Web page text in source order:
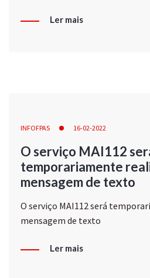
Ler mais
INFOFPAS 16-02-2022
O serviço MAI112
temporariamente
mensagem de texto
O serviço MAI112 será
mensagem de texto
Ler mais